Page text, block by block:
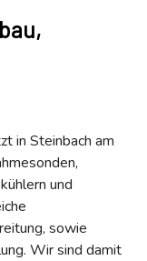
in Steinbach am
und
sowie
Wir sind damit